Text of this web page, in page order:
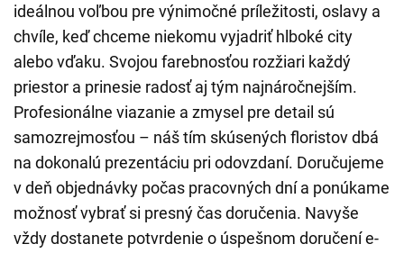
ideálnou voľbou pre výnimočné príležitosti, oslavy a
chvíle, keď chceme niekomu vyjadriť hlboké city
alebo vďaku. Svojou farebnosťou rozžiari každý
priestor a prinesie radosť aj tým najnáročnejším.
Profesionálne viazanie a zmysel pre detail sú
samozrejmosťou – náš tím skúsených floristov dbá
na dokonalú prezentáciu pri odovzdaní. Doručujeme
v deň objednávky počas pracovných dní a ponúkame
možnosť vybrať si presný čas doručenia. Navyše
vždy dostanete potvrdenie o úspešnom doručení e-